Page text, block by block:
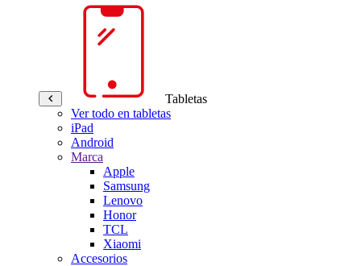
Tabletas
Ver todo en tabletas
iPad
Android
Marca
Apple
Samsung
Lenovo
Honor
TCL
Xiaomi
Accesorios